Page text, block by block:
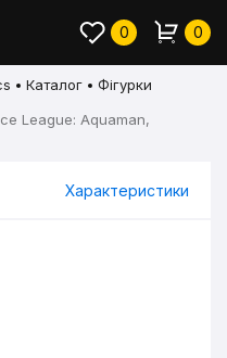
0 0
Каталог
Фігурки
League: Aquaman,
Характеристики